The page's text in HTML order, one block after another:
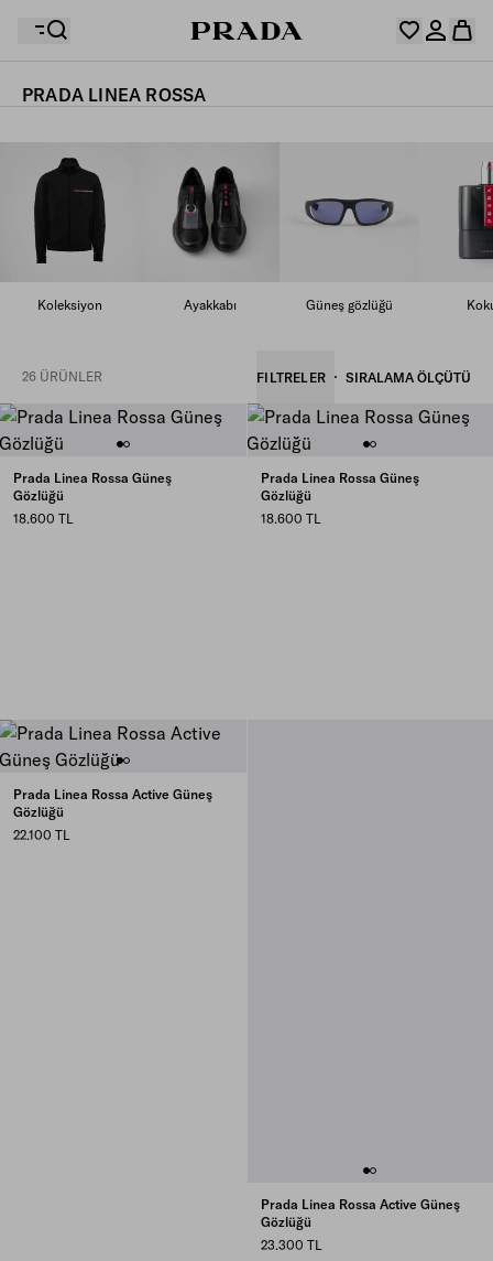
Alışveriş sepetiniz boş
Giriş yapın veya kişisel hesabınızı oluşturun
ürünlerinizi kaydederek hepsini burada toplayın.
Giriş yapın veya kişisel hesabınızı oluşturun
PRADA LINEA ROSSA
Koleksiyon Ayakkabı Güneş gözlüğü
26 ÜRÜNLER FILTRELER SIRALAMA ÖLÇÜTÜ
Prada Linea Rossa Güneş
Gözlüğü
18.600 TL
Prada Linea Rossa Güneş
Gözlüğü
18.600 TL
Prada Linea Rossa Active Güneş
Gözlüğü
22.100 TL
Prada Linea Rossa Active Güneş
Gözlüğü
23.300 TL